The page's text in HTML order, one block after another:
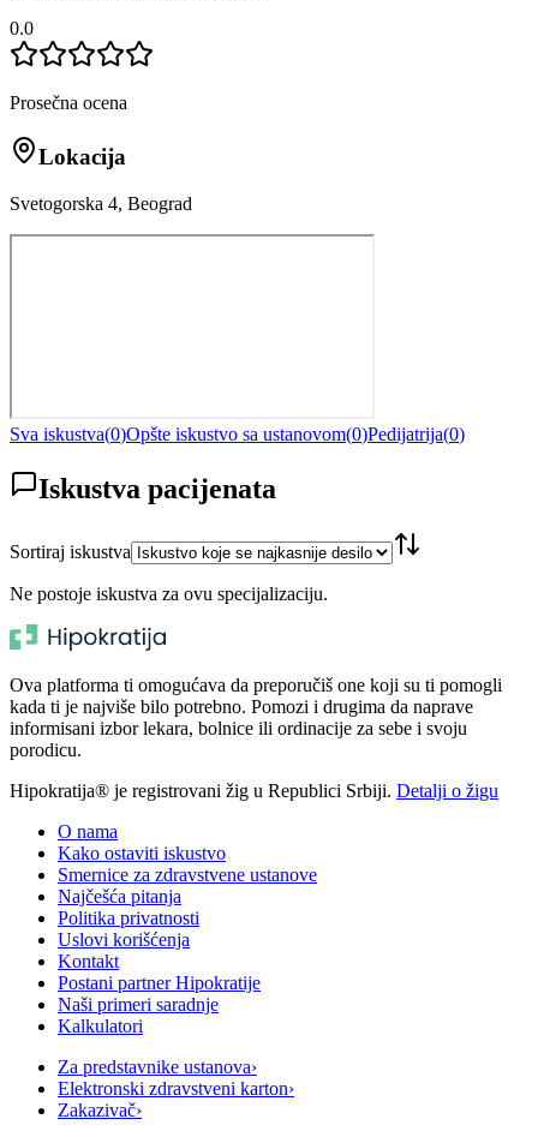
0.0
Prosečna ocena
Lokacija
Svetogorska 4, Beograd
Sva iskustva(0)Opšte iskustvo sa ustanovom(0)Pedijatrija(0)
Iskustva pacijenata
Sortiraj iskustva
Ne postoje iskustva za ovu specijalizaciju.
Ova platforma ti omogućava da preporučiš one koji su ti pomogli
kada ti je najviše bilo potrebno. Pomozi i drugima da naprave
informisani izbor lekara, bolnice ili ordinacije za sebe i svoju
porodicu.
Hipokratija® je registrovani žig u Republici Srbiji. Detalji o žigu
O nama
Kako ostaviti iskustvo
Smernice za zdravstvene ustanove
Najčešća pitanja
Politika privatnosti
Uslovi korišćenja
Kontakt
Postani partner Hipokratije
Naši primeri saradnje
Kalkulatori
Za predstavnike ustanova›
Elektronski zdravstveni karton›
Zakazivač›